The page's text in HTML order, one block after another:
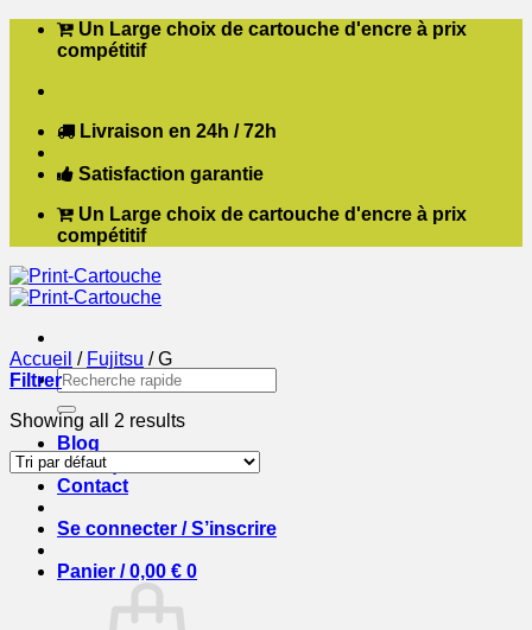
Passer Un Large choix de cartouche d'encre à prix
compétitif
Livraison en 24h / 72h
Satisfaction garantie
Un Large choix de cartouche d'encre à prix
compétitif
Recherche
pour :
Blog
Boutique
Contact
Se connecter / S’inscrire
Panier /0,00 € 0
Accueil / Fujitsu /G
Filtrer
Showing all 2 results